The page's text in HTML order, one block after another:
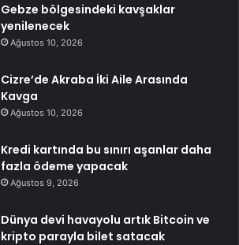
Gebze bölgesindeki kavşaklar
yenilenecek
Ağustos 10, 2026
Cizre’de Akraba İki Aile Arasında
Kavga
Ağustos 10, 2026
Kredi kartında bu sınırı aşanlar daha
fazla ödeme yapacak
Ağustos 9, 2026
Dünya devi havayolu artık Bitcoin ve
kripto parayla bilet satacak